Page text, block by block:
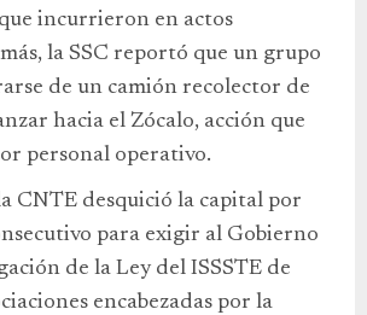
incurrieron en actos
la SSC reportó que un grupo
de un camión recolector de
hacia el Zócalo, acción que
personal operativo.
CNTE desquició la capital por
para exigir al Gobierno
de la Ley del ISSSTE de
encabezadas por la